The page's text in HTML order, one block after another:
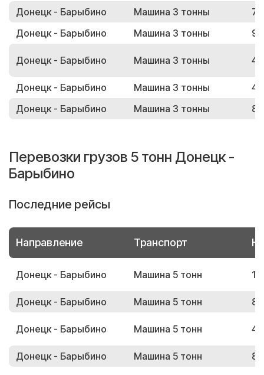
Донецк - Барыбино
Машина 3 тонны
Донецк - Барыбино
Машина 3 тонны
Донецк - Барыбино Машина 3 тонны
Донецк - Барыбино Машина 3 тонны
Донецк - Барыбино
Машина 3 тонны
Перевозки грузов 5 тонн Донецк -
Барыбино
Последние рейсы
Направление Транспорт
Донецк - Барыбино Машина 5 тонн
Донецк - Барыбино Машина 5 тонн
Донецк - Барыбино Машина 5 тонн
Донецк - Барыбино Машина 5 тонн